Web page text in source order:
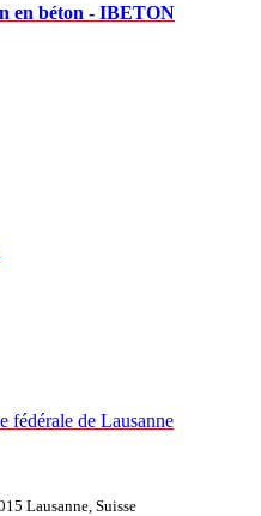
en béton - IBETON
Lausanne, Suisse